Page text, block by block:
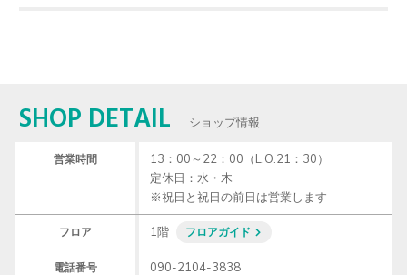
SHOP DETAIL ショップ情報
営業時間
13：00～22：00（L.O.21：30）
定休日：水・木
※祝日と祝日の前日は営業します
フロア 1階 フロアガイド
電話番号 090-2104-3838